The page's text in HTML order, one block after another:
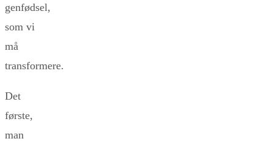
genfødsel,
som vi
må
transformere.
Det
første,
man